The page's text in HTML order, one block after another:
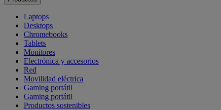
Laptops
Desktops
Chromebooks
Tablets
Monitores
Electrónica y accesorios
Red
Movilidad eléctrica
Gaming portátil
Gaming portátil
Productos sostenibles